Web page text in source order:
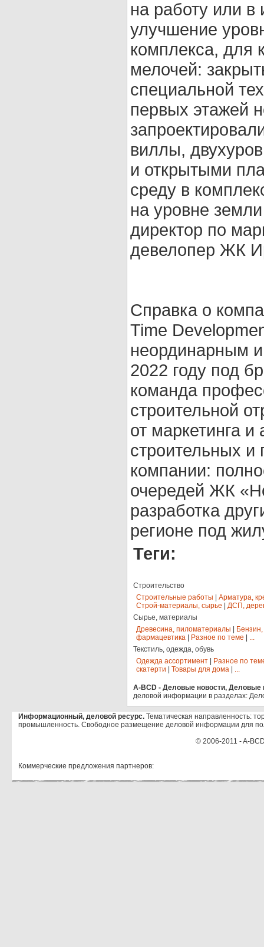
на работу или в
улучшение
комплекса, для
мелочей:
специальной
первых этажей
виллы,
и открытыми
среду в
на уровне
директор по
девелопер ЖК
Справка о
Time
неординарным
2022 году под
команда
строительной
от маркетинга
строительных и
компании:
очередей ЖК
разработка
регионе под
Теги:
Строительство
Строительные работы
Арматура,
Строй-материалы, сырье
ДСП,
Сырье, материалы
Древесина, пиломатериалы
фармацевтика
Разное по теме
...
Текстиль, одежда, обувь
Одежда ассортимент
Разное по
скатерти
Товары для дома ...
A-BCD - Деловые новости, Деловые
деловой информации в разделах:
Информационный, деловой ресурс. Тематическая направленность:
промышленность. Свободное размещение деловой информации для
© 2006-2011 - A-
Коммерческие предложения партнеров: